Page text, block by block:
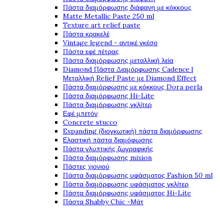
Πάστα διαμόρφωσης διάφανη με κόκκους
Matte Metallic Paste 250 ml
Texture art relief paste
Πάστα κρακελέ
Vintage legend - αντικέ γκέσο
Πάστα εφέ πέτρας
Πάστα διαμόρφωσης μεταλλική λεία
Diamond Πάστα Διαμόρφωσης Cadence |
Μεταλλική Relief Paste με Diamond Effect
Πάστα διαμόρφωσης με κόκκους Dora perla
Πάστα διαμόρφωσης Hi-Lite
Πάστα διαμόρφωσης γκλίτερ
Εφέ μπετόν
Concrete stucco
Expanding (διογκωτική) πάστα διαμόρφωσης
Ελαστική πάστα διαμόφωσης
Πάστα γλυπτικής ζωγραφικής
Πάστα διαμόρφωσης mixion
Πάστες χιονιού
Πάστα διαμόρφωσης υφάσματος Fashion 50 ml
Πάστα διαμόρφωσης υφάσματος γκλίτερ
Πάστα διαμόρφωσης υφάσματος Hi-Lite
Πάστα Shabby Chic -Μάτ